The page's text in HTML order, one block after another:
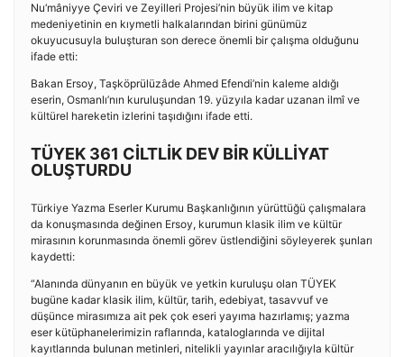
Nu‘mâniyye Çeviri ve Zeyilleri Projesi’nin büyük ilim ve kitap
medeniyetinin en kıymetli halkalarından birini günümüz
okuyucusuyla buluşturan son derece önemli bir çalışma olduğunu
ifade etti:
Bakan Ersoy, Taşköprülüzâde Ahmed Efendi’nin kaleme aldığı
eserin, Osmanlı’nın kuruluşundan 19. yüzyıla kadar uzanan ilmî ve
kültürel hareketin izlerini taşıdığını ifade etti.
TÜYEK 361 CİLTLİK DEV BİR KÜLLİYAT
OLUŞTURDU
Türkiye Yazma Eserler Kurumu Başkanlığının yürüttüğü çalışmalara
da konuşmasında değinen Ersoy, kurumun klasik ilim ve kültür
mirasının korunmasında önemli görev üstlendiğini söyleyerek şunları
kaydetti:
“Alanında dünyanın en büyük ve yetkin kuruluşu olan TÜYEK
bugüne kadar klasik ilim, kültür, tarih, edebiyat, tasavvuf ve
düşünce mirasımıza ait pek çok eseri yayıma hazırlamış; yazma
eser kütüphanelerimizin raflarında, kataloglarında ve dijital
kayıtlarında bulunan metinleri, nitelikli yayınlar aracılığıyla kültür